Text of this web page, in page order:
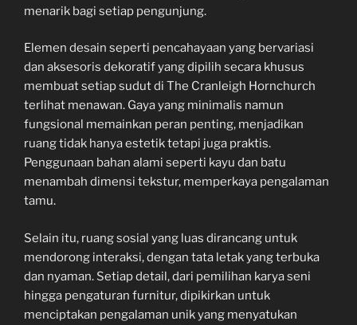
menarik bagi setiap pengunjung.
Elemen desain seperti pencahayaan yang bervariasi
dan aksesoris dekoratif yang dipilih secara khusus
membuat setiap sudut di The Cranleigh Hornchurch
terlihat menawan. Gaya yang minimalis namun
fungsional memainkan peran penting, menjadikan
ruang tidak hanya estetik tetapi juga praktis.
Penggunaan bahan alami seperti kayu dan batu
menambah dimensi tekstur, memperkaya pengalaman
tamu.
Selain itu, ruang sosial yang luas dirancang untuk
mendorong interaksi, dengan tata letak yang terbuka
dan nyaman. Setiap detail, dari pemilihan karya seni
hingga pengaturan furnitur, dipikirkan untuk
menciptakan pengalaman unik yang menyatukan